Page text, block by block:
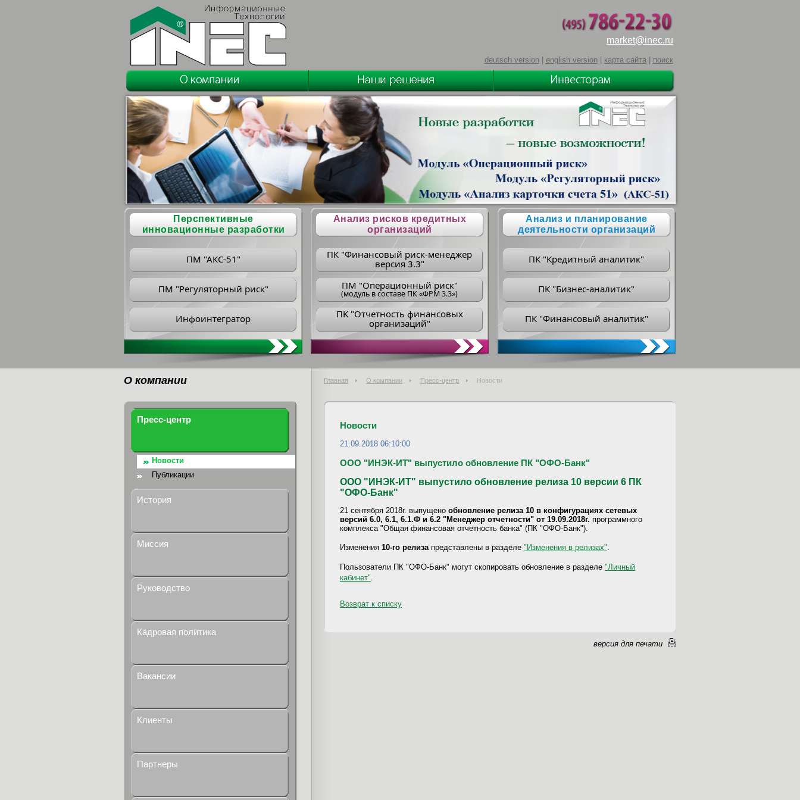
market@inec.ru
deutsch version| english version| карта сайта| поиск
Перспективные
инновационные разработки
ПМ "АКС-51"
ПМ "Регуляторный риск"
Инфоинтегратор
Анализ рисков кредитных
организаций
ПК "Финансовый риск-менеджер
версия 3.3"
ПM "Операционный риск"
(модуль в составе ПК «ФРМ 3.3»)
ПK "Отчетность финансовых
организаций"
Анализ и планирование
деятельности организаций
ПК "Кредитный аналитик"
ПК "Бизнес-аналитик"
ПК "Финансовый аналитик"
О компании Главная О компании Пресс-центр Новости
Пресс-центр
Новости
Публикации
История
Миссия
Руководство
Кадровая политика
Вакансии
Клиенты
Партнеры
Новости
21.09.2018 06:10:00
ООО "ИНЭК-ИТ" выпустило обновление ПК "ОФО-Банк"
ООО "ИНЭК-ИТ" выпустило обновление релиза 10 версии 6 ПК
"ОФО-Банк"
21 сентября 2018г. выпущено обновление релиза 10 в конфигурациях сетевых
версий 6.0, 6.1, 6.1.Ф и 6.2 "Менеджер отчетности" от 19.09.2018г. программного
комплекса "Общая финансовая отчетность банка" (ПК "ОФО-Банк").
Изменения 10-го релиза представлены в разделе "Изменения в релизах"
Пользователи ПК "ОФО-Банк" могут скопировать обновление в разделе "Личный
кабинет"
Возврат к списку
версия для печати